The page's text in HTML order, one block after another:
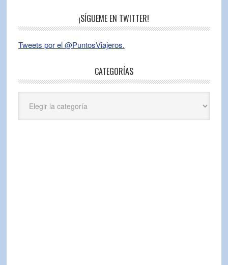
¡SÍGUEME EN TWITTER!
Tweets por el @PuntosViajeros.
CATEGORÍAS